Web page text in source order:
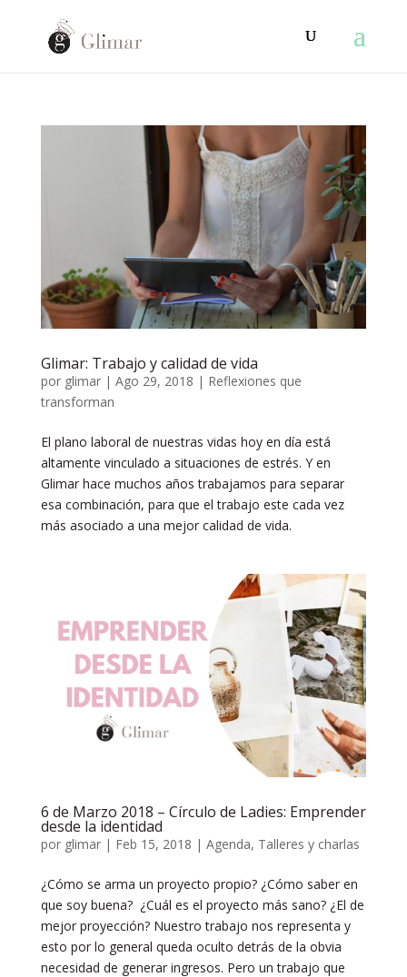
Glimar: Trabajo y calidad de vida
por glimar| Ago 29, 2018 | Reflexiones que
transforman
El plano laboral de nuestras vidas hoy en día está
altamente vinculado a situaciones de estrés. Y en
Glimar hace muchos años trabajamos para separar
esa combinación, para que el trabajo este cada vez
más asociado a una mejor calidad de vida.
6 de Marzo 2018 – Círculo de Ladies: Emprender
desde la identidad
por glimar| Feb 15, 2018 | Agenda, Talleres y charlas
¿Cómo se arma un proyecto propio? ¿Cómo saber en
que soy buena? ¿Cuál es el proyecto más sano? ¿El de
mejor proyección? Nuestro trabajo nos representa y
esto por lo general queda oculto detrás de la obvia
necesidad de generar ingresos. Pero un trabajo que